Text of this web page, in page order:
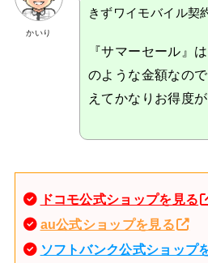
かいり
きずワイモバイル契
『サマーセール』
のような金額なの
えてかなりお得度が
ドコモ公式ショップを見る
au公式ショップを見る
ソフトバンク公式ショップ